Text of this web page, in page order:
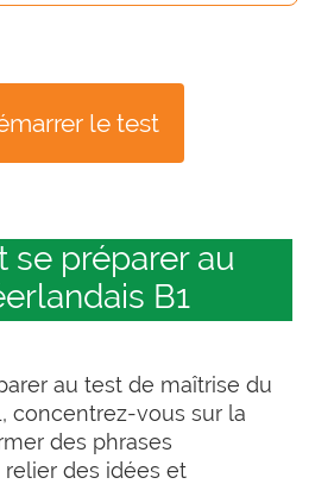
le test
se préparer au
B1
au test de maîtrise du
concentrez-vous sur la
des phrases
des idées et